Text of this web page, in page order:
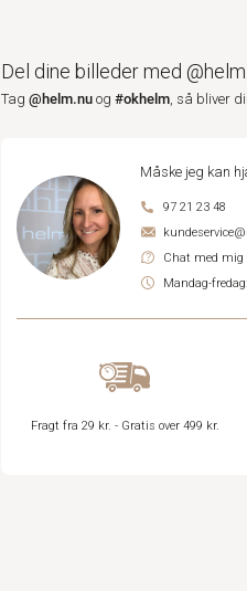
Del dine billeder med
Tag @helm.nu og #okhelm , så bliver
Måske jeg kan
97 21 23 48
Chat med mig
Mandag-
Fragt fra 29 kr. - Gratis over 499 kr.